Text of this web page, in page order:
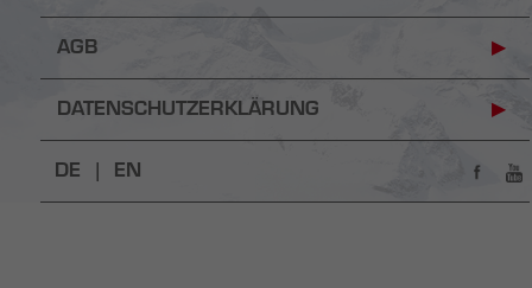
AGB
DATENSCHUTZERKLÄRUNG
DE | EN